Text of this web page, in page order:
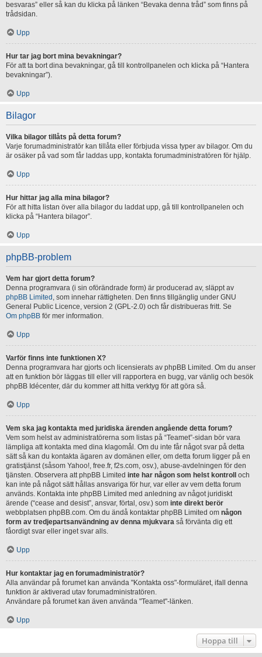
besvaras” eller så kan du klicka på länken “Bevaka denna tråd” som finns på
trådsidan.
Upp
Hur tar jag bort mina bevakningar?
För att ta bort dina bevakningar, gå till kontrollpanelen och klicka på “Hantera
bevakningar”).
Upp
Bilagor
Vilka bilagor tillåts på detta forum?
Varje forumadministratör kan tillåta eller förbjuda vissa typer av bilagor. Om du
är osäker på vad som får laddas upp, kontakta forumadministratören för hjälp.
Upp
Hur hittar jag alla mina bilagor?
För att hitta listan över alla bilagor du laddat upp, gå till kontrollpanelen och
klicka på “Hantera bilagor”.
Upp
phpBB-problem
Vem har gjort detta forum?
Denna programvara (i sin oförändrade form) är producerad av, släppt av
phpBB Limited , som innehar rättigheten. Den finns tillgänglig under GNU
General Public Licence, version 2 (GPL-2.0) och får distribueras fritt. Se
Om phpBB för mer information.
Upp
Varför finns inte funktionen X?
Denna programvara har gjorts och licensierats av phpBB Limited. Om du anser
att en funktion bör läggas till eller vill rapportera en bugg, var vänlig och besök
phpBB Idécenter, där du kommer att hitta verktyg för att göra så.
Upp
Vem ska jag kontakta med juridiska ärenden angående detta forum?
Vem som helst av administratörerna som listas på “Teamet”-sidan bör vara
lämpliga att kontakta med dina klagomål. Om du inte får något svar på detta
sätt så kan du kontakta ägaren av domänen eller, om detta forum ligger på en
gratistjänst (såsom Yahoo!, free.fr, f2s.com, osv.), abuse-avdelningen för den
tjänsten. Observera att phpBB Limited inte har någon som helst kontroll
och
kan inte på något sätt hållas ansvariga för hur, var eller av vem detta forum
används. Kontakta inte phpBB Limited med anledning av något juridiskt
ärende (“cease and desist”, ansvar, förtal, osv.) som inte direkt berör
webbplatsen phpBB.com. Om du ändå kontaktar phpBB Limited om någon
form av tredjepartsanvändning av denna mjukvara så förvänta dig ett
fåordigt svar eller inget svar alls.
Upp
Hur kontaktar jag en forumadministratör?
Alla användar på forumet kan använda "Kontakta oss"-formuläret, ifall denna
funktion är aktiverad utav forumadministratören.
Användare på forumet kan även använda "Teamet"-länken.
Upp
Hoppa till